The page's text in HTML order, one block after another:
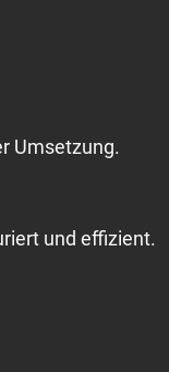
Umsetzung.
und effizient.